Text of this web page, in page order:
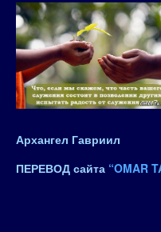
Архангел Гавриил
ПЕРЕВОД сайта “OMAR